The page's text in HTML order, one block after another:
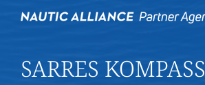
SARRES KOMPASS